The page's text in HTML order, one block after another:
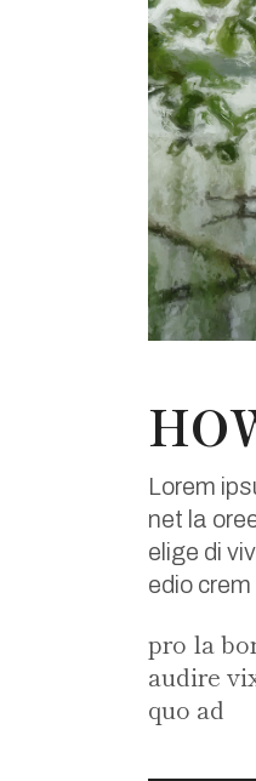
Lorem
net la
elige di
edio
pro la
audire
quo ad